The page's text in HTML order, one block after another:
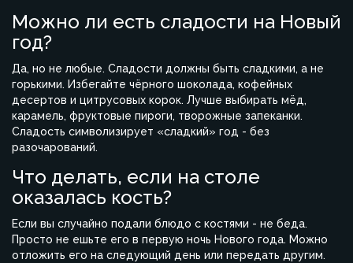
Можно ли есть сладости на Новый
год?
Да, но не любые. Сладости должны быть сладкими, а не
горькими. Избегайте чёрного шоколада, кофейных
десертов и цитрусовых корок. Лучше выбирать мёд,
карамель, фруктовые пироги, творожные запеканки.
Сладость символизирует «сладкий» год - без
разочарований.
Что делать, если на столе
оказалась кость?
Если вы случайно подали блюдо с костями - не беда.
Просто не ешьте его в первую ночь Нового года. Можно
отложить его на следующий день или передать другим.